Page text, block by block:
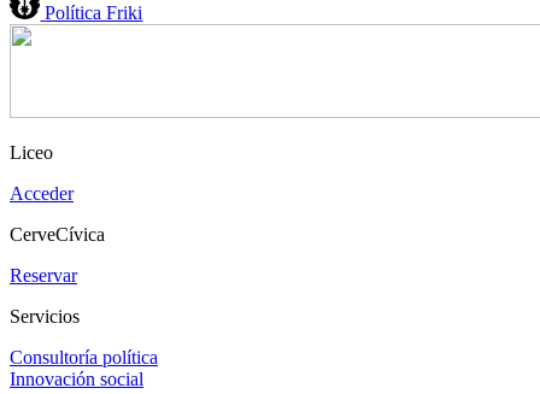
Política Friki
Liceo
Acceder
CerveCívica
Reservar
Servicios
Consultoría política
Innovación social